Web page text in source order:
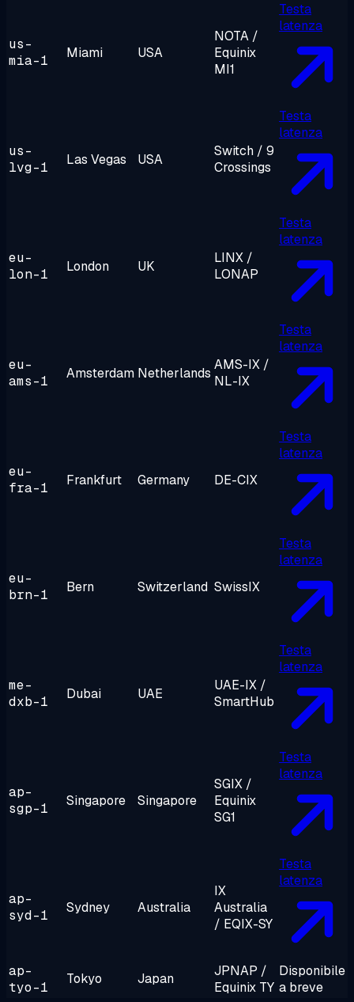
us-
mia-1
Miami USA
NOTA /
Equinix
MI1
Testa
latenza
us-
lvg-1
Las Vegas USA
Switch / 9
Crossings
Testa
latenza
eu-
lon-1
London UK
LINX /
LONAP
Testa
latenza
eu-
ams-1
Amsterdam Netherlands
AMS-IX /
NL-IX
Testa
latenza
eu-
fra-1
Frankfurt Germany DE-CIX
Testa
latenza
eu-
brn-1
Bern Switzerland SwissIX
Testa
latenza
me-
dxb-1
Dubai UAE
UAE-IX /
SmartHub
Testa
latenza
ap-
sgp-1
Singapore Singapore
SGIX /
Equinix
SG1
Testa
latenza
ap-
syd-1
Sydney Australia
IX
Australia
/ EQIX-SY
Testa
latenza
ap-
tyo-1
Tokyo Japan
JPNAP /
Equinix TY
Disponibile
a breve